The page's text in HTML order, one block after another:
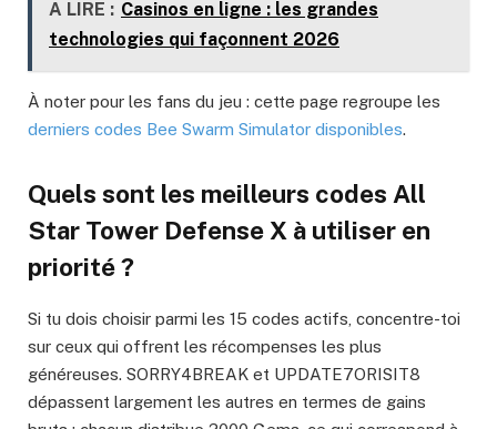
A LIRE : Casinos en ligne : les grandes
technologies qui façonnent 2026
À noter pour les fans du jeu : cette page regroupe les
derniers codes Bee Swarm Simulator disponibles.
Quels sont les meilleurs codes All
Star Tower Defense X à utiliser en
priorité ?
Si tu dois choisir parmi les 15 codes actifs, concentre-toi
sur ceux qui offrent les récompenses les plus
généreuses. SORRY4BREAK et UPDATE7ORISIT8
dépassent largement les autres en termes de gains